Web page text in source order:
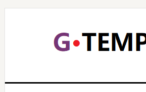
Skip
Skip
Skip
Skip